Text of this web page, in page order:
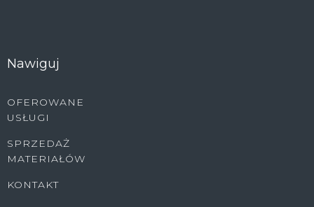
Nawiguj
OFEROWANE
USŁUGI
SPRZEDAŻ
MATERIAŁÓW
KONTAKT